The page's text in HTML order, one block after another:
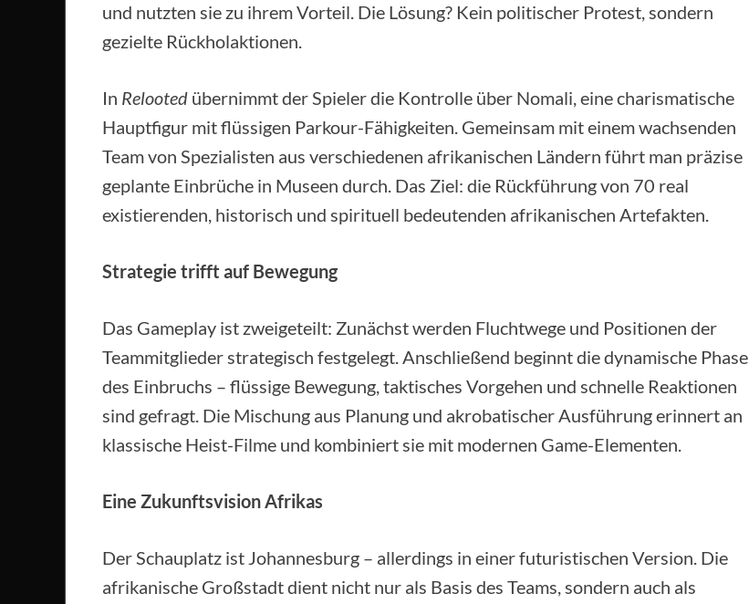
und nutzten sie zu ihrem Vorteil. Die Lösung? Kein politischer Protest, sondern
gezielte Rückholaktionen.
In Relooted übernimmt der Spieler die Kontrolle über Nomali, eine charismatische
Hauptfigur mit flüssigen Parkour-Fähigkeiten. Gemeinsam mit einem wachsenden
Team von Spezialisten aus verschiedenen afrikanischen Ländern führt man präzise
geplante Einbrüche in Museen durch. Das Ziel: die Rückführung von 70 real
existierenden, historisch und spirituell bedeutenden afrikanischen Artefakten.
Strategie trifft auf Bewegung
Das Gameplay ist zweigeteilt: Zunächst werden Fluchtwege und Positionen der
Teammitglieder strategisch festgelegt. Anschließend beginnt die dynamische Phase
des Einbruchs – flüssige Bewegung, taktisches Vorgehen und schnelle Reaktionen
sind gefragt. Die Mischung aus Planung und akrobatischer Ausführung erinnert an
klassische Heist-Filme und kombiniert sie mit modernen Game-Elementen.
Eine Zukunftsvision Afrikas
Der Schauplatz ist Johannesburg – allerdings in einer futuristischen Version. Die
afrikanische Großstadt dient nicht nur als Basis des Teams, sondern auch als